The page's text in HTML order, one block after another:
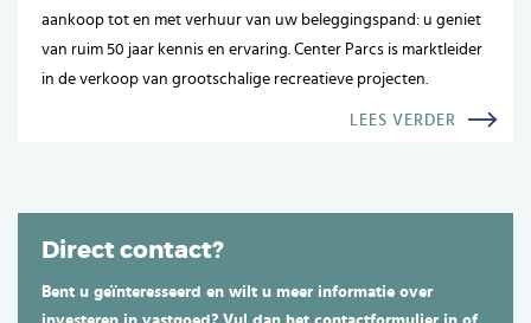
aankoop tot en met verhuur van uw beleggingspand: u geniet
van ruim 50 jaar kennis en ervaring. Center Parcs is marktleider
in de verkoop van grootschalige recreatieve projecten.
LEES VERDER
Direct contact?
Bent u geïnteresseerd en wilt u meer informatie over